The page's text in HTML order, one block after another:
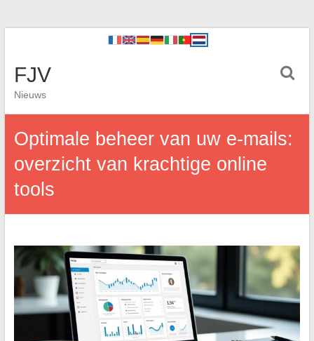
FJV
Nieuws
Optimale beheer van uw e-mails:
overzicht van krachtige online
tools